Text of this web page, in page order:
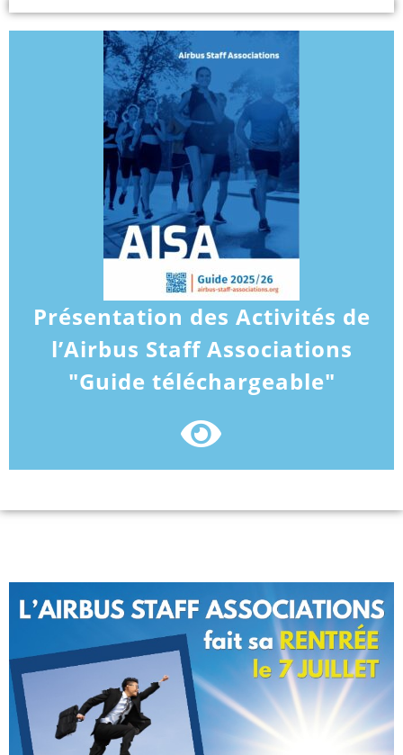
Présentation des Activités de
l’Airbus Staff Associations
"Guide téléchargeable"